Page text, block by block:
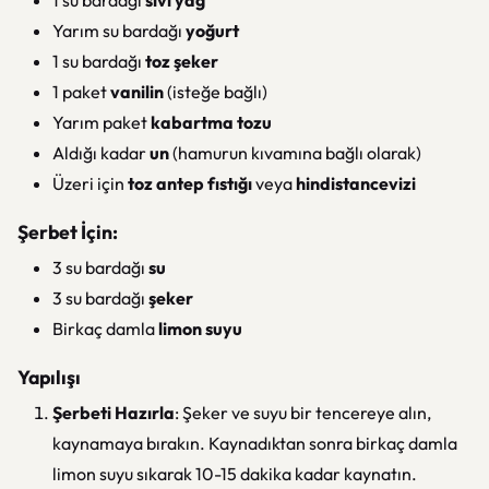
Yarım su bardağı yoğurt
1 su bardağı toz şeker
1 paketvanilin(isteğe bağlı)
Yarım paketkabartma tozu
Aldığı kadarun(hamurun kıvamına bağlı olarak)
Üzeri için toz antep fıstığıveyahindistancevizi
Şerbet İçin:
3 su bardağı su
3 su bardağı şeker
Birkaç damlalimon suyu
Yapılışı
Şerbeti Hazırla: Şeker ve suyu bir tencereye alın,
kaynamaya bırakın. Kaynadıktan sonra birkaç damla
limon suyu sıkarak 10-15 dakika kadar kaynatın.